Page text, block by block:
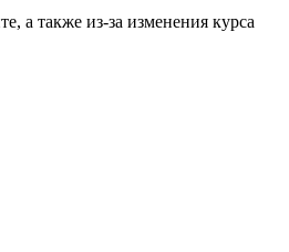
а также из-за изменения курса